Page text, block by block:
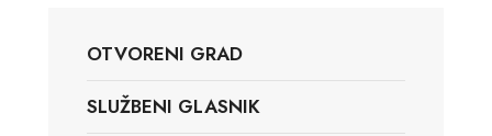
OTVORENI GRAD
SLUŽBENI GLASNIK